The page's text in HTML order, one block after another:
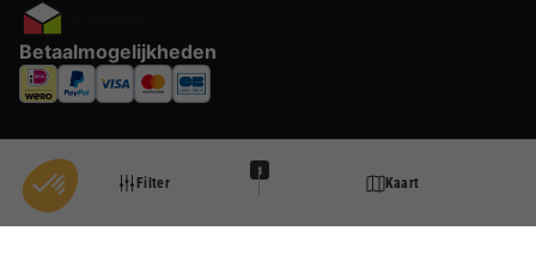
Filter
1
Kaart
Betaalmogelijkheden